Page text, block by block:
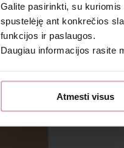
Galite pasirinkti, su
spustelėję ant konkrečios
funkcijos ir paslaugos.
Daugiau informacijos rasite
Atmesti visus
Daugiau